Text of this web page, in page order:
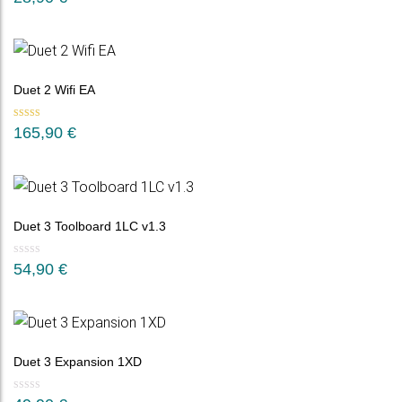
Duet 2 Wifi EA
Bewertet mit
5.00von 5
165,90 €
Duet 3 Toolboard 1LC v1.3
54,90 €
Duet 3 Expansion 1XD